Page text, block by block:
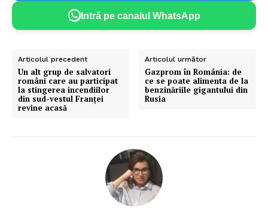
Intră pe canalul WhatsApp
Articolul precedent
Un alt grup de salvatori
români care au participat
la stingerea incendiilor
din sud-vestul Franței
revine acasă
Articolul următor
Gazprom în România: de
ce se poate alimenta de la
benzinăriile gigantului din
Rusia